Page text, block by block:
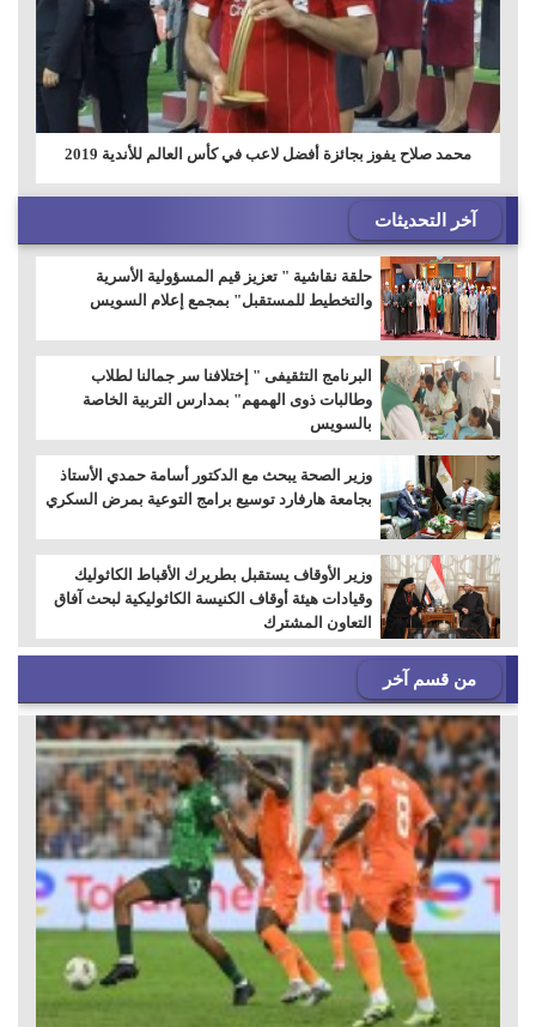
محمد صلاح يفوز بجائزة أفضل لاعب في كأس العالم للأندية 2019
آخر التحديثات
حلقة نقاشية " تعزيز قيم المسؤولية الأسرية
والتخطيط للمستقبل" بمجمع إعلام السويس
البرنامج التثقيفى " إختلافنا سر جمالنا لطلاب
وطالبات ذوى الهمهم" بمدارس التربية الخاصة
بالسويس
وزير الصحة يبحث مع الدكتور أسامة حمدي الأستاذ
بجامعة هارفارد توسيع برامج التوعية بمرض السكري
وزير الأوقاف يستقبل بطريرك الأقباط الكاثوليك
وقيادات هيئة أوقاف الكنيسة الكاثوليكية لبحث آفاق
التعاون المشترك
من قسم آخر